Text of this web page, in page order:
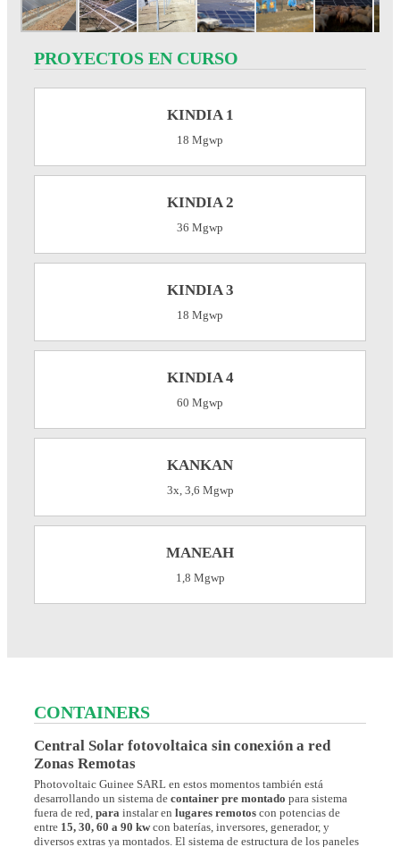
PROYECTOS EN CURSO
KINDIA 1
18 Mgwp
KINDIA 2
36 Mgwp
KINDIA 3
18 Mgwp
KINDIA 4
60 Mgwp
KANKAN
3x, 3,6 Mgwp
MANEAH
1,8 Mgwp
CONTAINERS
Central Solar fotovoltaica sin conexión a red
Zonas Remotas
Photovoltaic Guinee SARL en estos momentos también está
desarrollando un sistema de container pre montado para sistema
fuera de red, para instalar en lugares remotos con potencias de
entre 15, 30, 60 a 90 kwcon baterías, inversores, generador, y
diversos extras ya montados. El sistema de estructura de los paneles